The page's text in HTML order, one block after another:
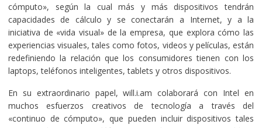
cómputo», según la cual más y más dispositivos tendrán
capacidades de cálculo y se conectarán a Internet, y a la
iniciativa de «vida visual» de la empresa, que explora cómo las
experiencias visuales, tales como fotos, videos y películas, están
redefiniendo la relación que los consumidores tienen con los
laptops, teléfonos inteligentes, tablets y otros dispositivos.
En su extraordinario papel, will.i.am colaborará con Intel en
muchos esfuerzos creativos de tecnología a través del
«continuo de cómputo», que pueden incluir dispositivos tales